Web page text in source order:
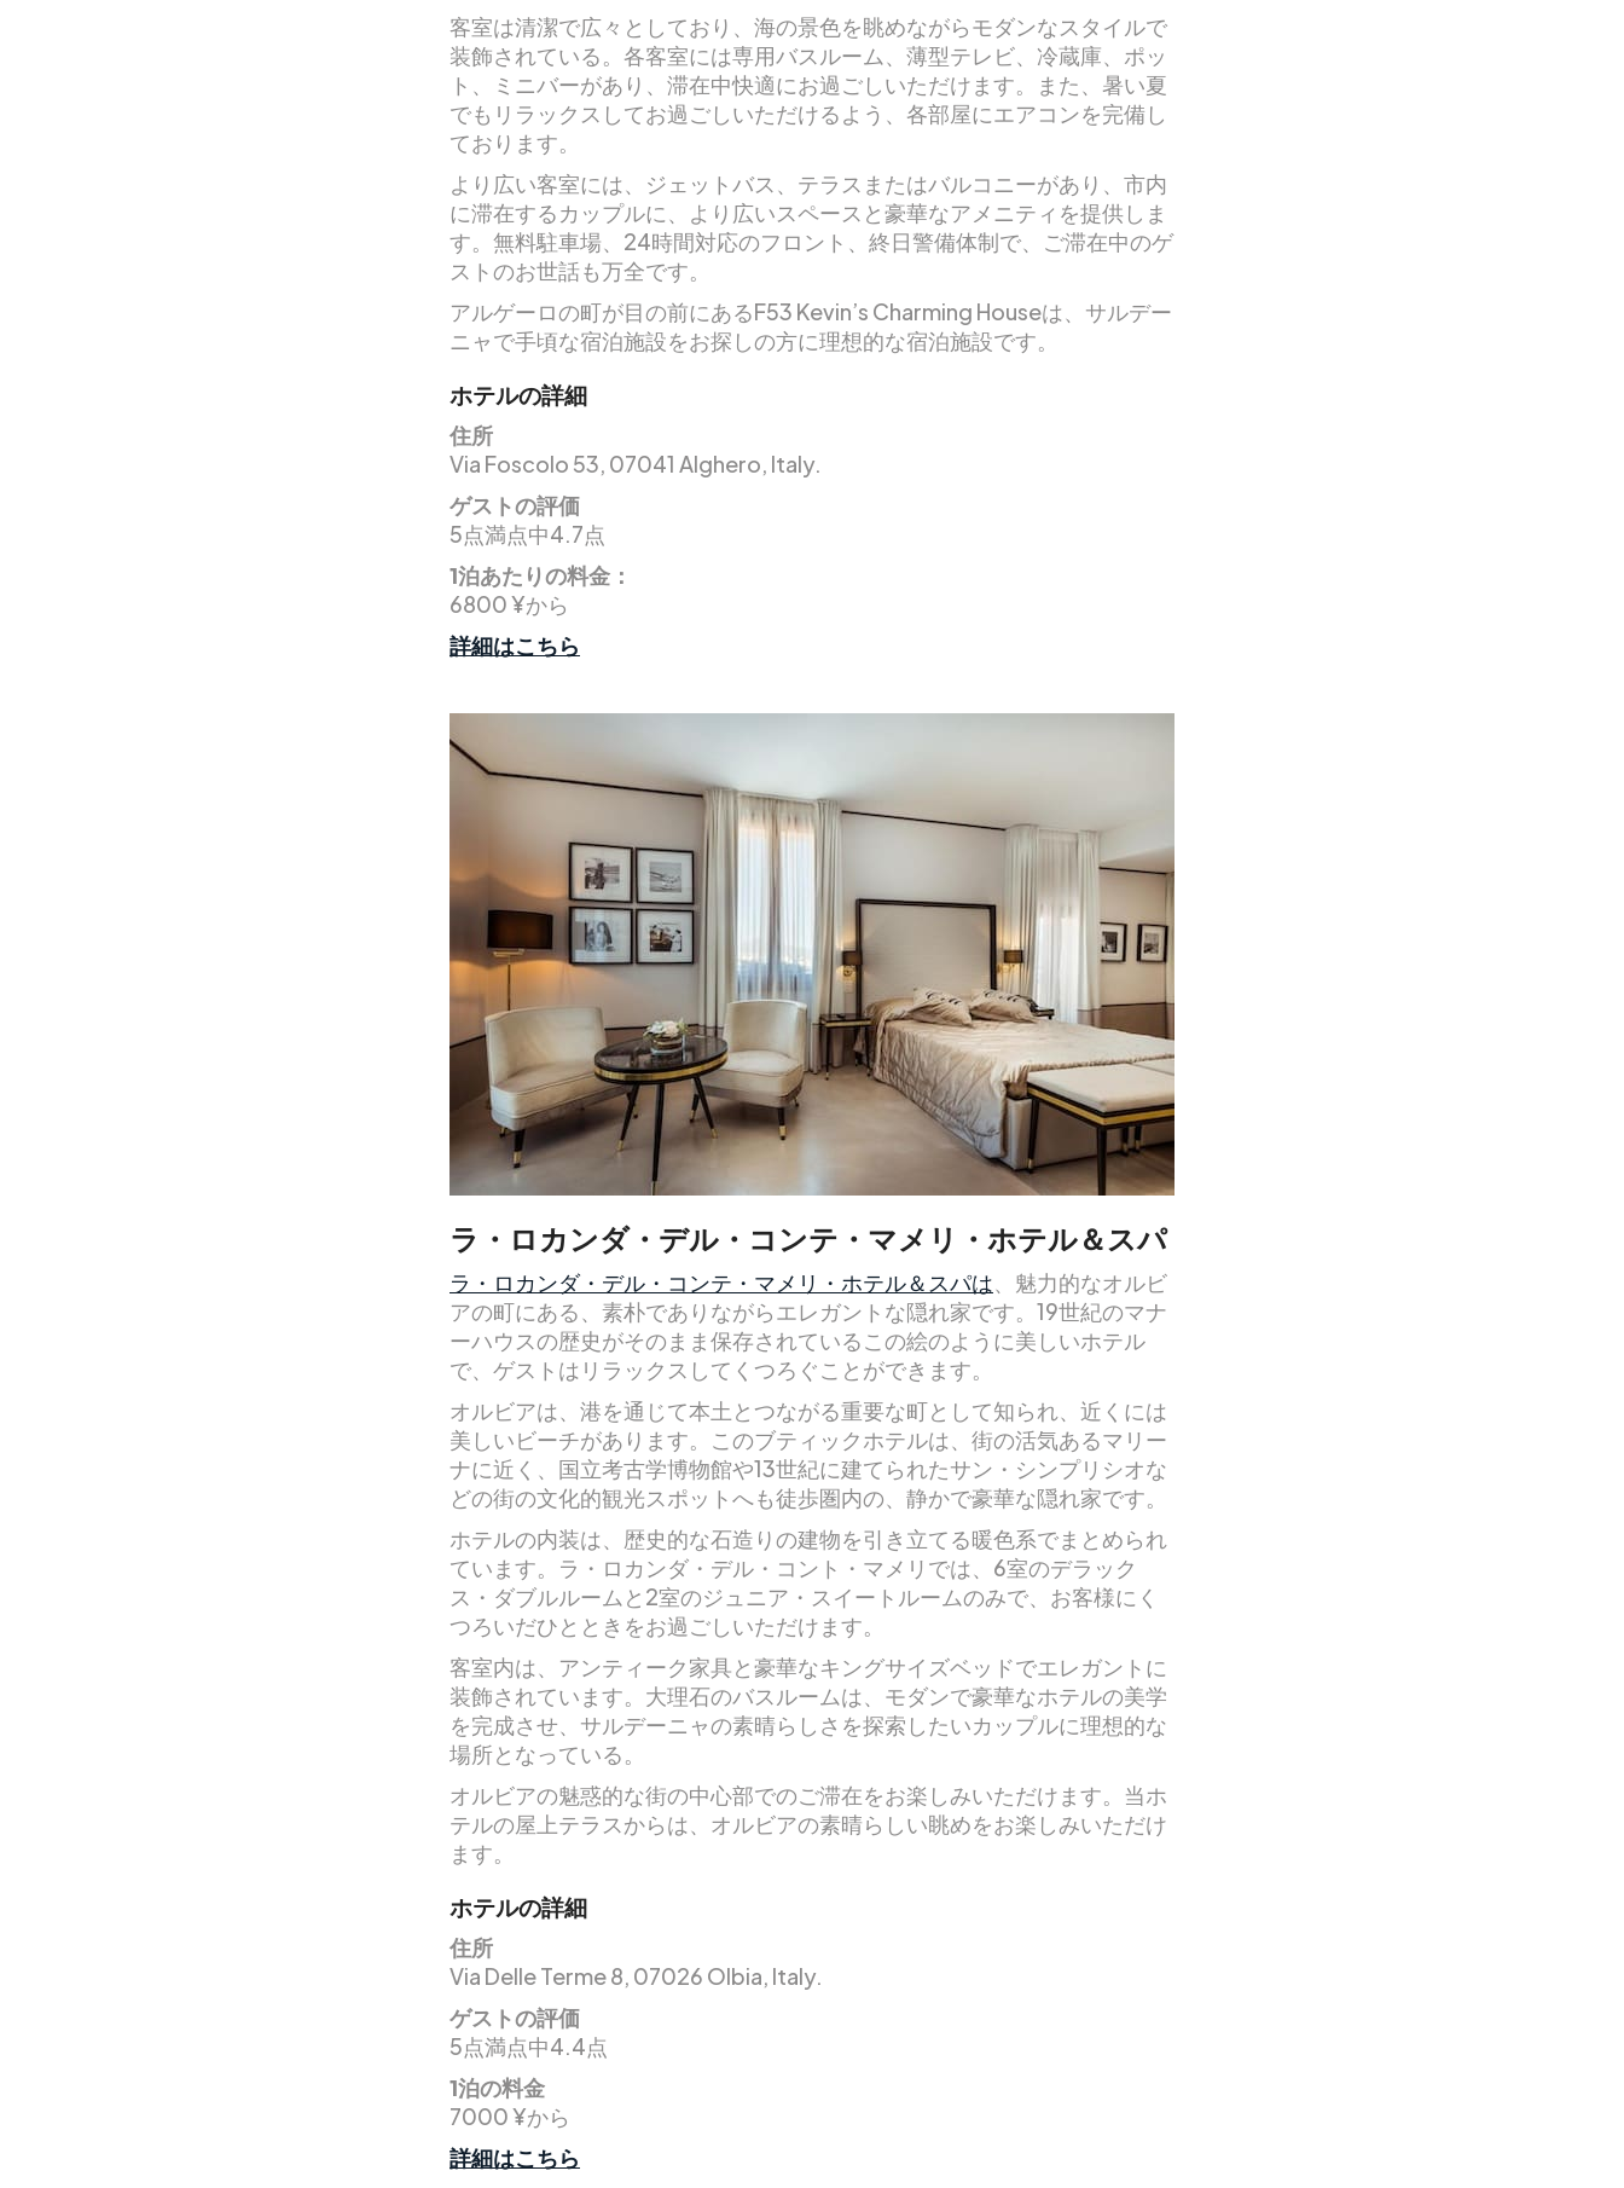
客室は清潔で広々としており、海の景色を眺めながらモダンなスタイルで
装飾されている。各客室には専用バスルーム、薄型テレビ、冷蔵庫、ポッ
ト、ミニバーがあり、滞在中快適にお過ごしいただけます。また、暑い夏
でもリラックスしてお過ごしいただけるよう、各部屋にエアコンを完備し
ております。
より広い客室には、ジェットバス、テラスまたはバルコニーがあり、市内
に滞在するカップルに、より広いスペースと豪華なアメニティを提供しま
す。無料駐車場、24時間対応のフロント、終日警備体制で、ご滞在中のゲ
ストのお世話も万全です。
アルゲーロの町が目の前にあるF53 Kevin’s Charming Houseは、サルデー
ニャで手頃な宿泊施設をお探しの方に理想的な宿泊施設です。
ホテルの詳細
住所
Via Foscolo 53, 07041 Alghero, Italy.
ゲストの評価
5点満点中4.7点
1泊あたりの料金：
6800 ¥から
詳細はこちら
ラ・ロカンダ・デル・コンテ・マメリ・ホテル＆スパ
ラ・ロカンダ・デル・コンテ・マメリ・ホテル＆スパは、魅力的なオルビ
アの町にある、素朴でありながらエレガントな隠れ家です。19世紀のマナ
ーハウスの歴史がそのまま保存されているこの絵のように美しいホテル
で、ゲストはリラックスしてくつろぐことができます。
オルビアは、港を通じて本土とつながる重要な町として知られ、近くには
美しいビーチがあります。このブティックホテルは、街の活気あるマリー
ナに近く、国立考古学博物館や13世紀に建てられたサン・シンプリシオな
どの街の文化的観光スポットへも徒歩圏内の、静かで豪華な隠れ家です。
ホテルの内装は、歴史的な石造りの建物を引き立てる暖色系でまとめられ
ています。ラ・ロカンダ・デル・コント・マメリでは、6室のデラック
ス・ダブルルームと2室のジュニア・スイートルームのみで、お客様にく
つろいだひとときをお過ごしいただけます。
客室内は、アンティーク家具と豪華なキングサイズベッドでエレガントに
装飾されています。大理石のバスルームは、モダンで豪華なホテルの美学
を完成させ、サルデーニャの素晴らしさを探索したいカップルに理想的な
場所となっている。
オルビアの魅惑的な街の中心部でのご滞在をお楽しみいただけます。当ホ
テルの屋上テラスからは、オルビアの素晴らしい眺めをお楽しみいただけ
ます。
ホテルの詳細
住所
Via Delle Terme 8, 07026 Olbia, Italy.
ゲストの評価
5点満点中4.4点
1泊の料金
7000 ¥から
詳細はこちら